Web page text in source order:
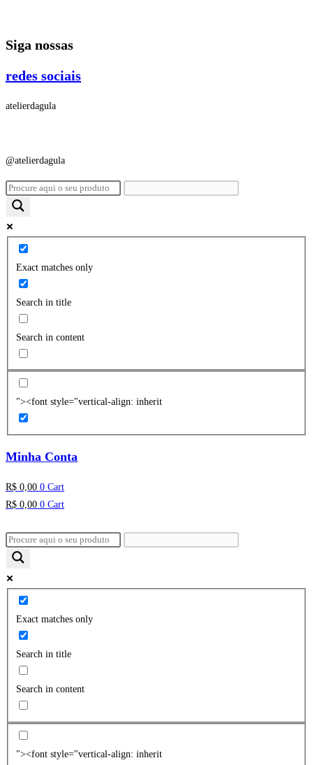
o
Siga nossas
redes sociais
atelierdagula
@atelierdagula
Exact matches only
Search in title
Search in content
"><font style="vertical-align: inherit
Minha Conta
R$ 0,00 0 Cart
R$ 0,00 0 Cart
Exact matches only
Search in title
Search in content
"><font style="vertical-align: inherit